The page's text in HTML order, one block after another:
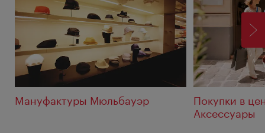
Mануфактуры Мюльбауэр
Покупки в
Аксессуары